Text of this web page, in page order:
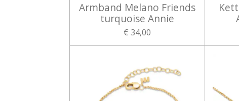
Armband Melano Friends
turquoise Annie
€ 34,00